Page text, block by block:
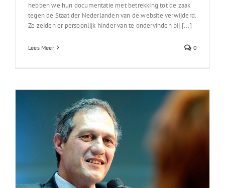
hebben we hun documentatie met betrekking tot de zaak
tegen de Staat der Nederlanden van de website verwijderd.
Ze zeiden er persoonlijk hinder van te ondervinden bij [...]
Lees Meer 0